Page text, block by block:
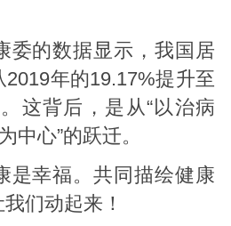
委的数据显示，我国居
2019年的19.17%提升至
这背后，是从“以治病
中心”的跃迁。
是幸福。共同描绘健康
们动起来！